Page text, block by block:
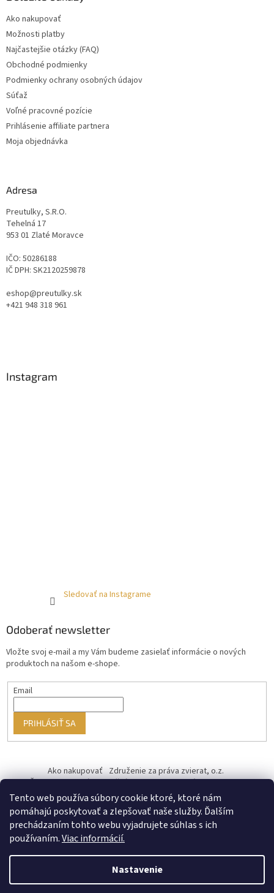
Tento web používa súbory cookie ktoré, ktoré nám
pomáhajú poskytovať a zlepšovať naše služby. Ďalším
prechádzaním tohto webu vyjadrujete súhlas s ich
používaním.Viac informácií.
Nastavenie
Ako nakupovať
Možnosti platby
Najčastejšie otázky (FAQ)
Obchodné podmienky
Podmienky ochrany osobných údajov
Súťaž
Voľné pracovné pozície
Prihlásenie affiliate partnera
Moja objednávka
Adresa
Preutulky, S.R.O.
Tehelná 17
953 01 Zlaté Moravce
IČO: 50286188
IČ DPH: SK2120259878
eshop@preutulky.sk
+421 948 318 961
Instagram
Sledovať na Instagrame
Odoberať newsletter
Vložte svoj e-mail a my Vám budeme zasielať informácie o nových
produktoch na našom e-shope.
Email
PRIHLÁSIŤ SA
Ako nakupovať Združenie za práva zvierat, o.z.
Československý kastračný program Informácie o cookies
od ♥ vybudoval Filip Minár
Vytvoril Shoptet Premium